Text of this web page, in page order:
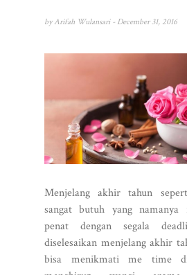
by Arifah Wulansari - December 31, 2016
Menjelang akhir tahun
sangat butuh yang namanya
penat dengan segala
diselesaikan menjelang akhir
bisa menikmati me time